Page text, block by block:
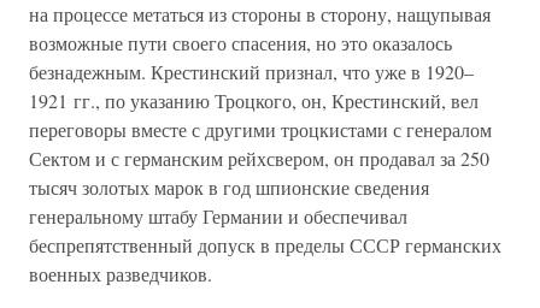
на процессе метаться из стороны в сторону, нащупывая
возможные пути своего спасения, но это оказалось
безнадежным. Крестинский признал, что уже в 1920–
1921 гг., по указанию Троцкого, он, Крестинский, вел
переговоры вместе с другими троцкистами с генералом
Сектом и с германским рейхсвером, он продавал за 250
тысяч золотых марок в год шпионские сведения
генеральному штабу Германии и обеспечивал
беспрепятственный допуск в пределы СССР германских
военных разведчиков.